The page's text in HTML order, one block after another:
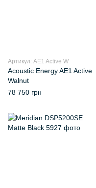
Артикул: AE1 Active W
Acoustic Energy AE1 Active
Walnut
78 750 грн